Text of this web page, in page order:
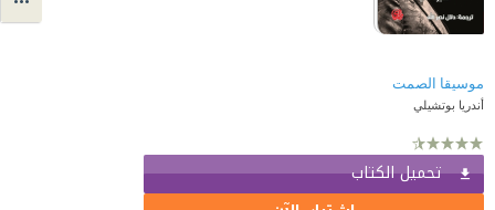
موسيقا الصمت
أندريا بوتشيلي
تحميل الكتاب